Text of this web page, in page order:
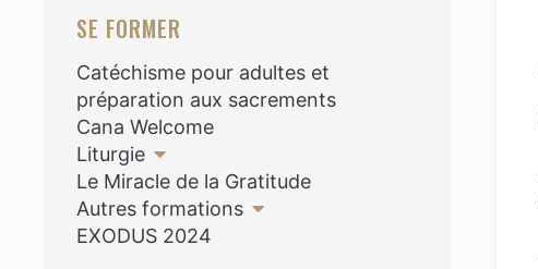
SE FORMER
Catéchisme pour adultes et
préparation aux sacrements
Cana Welcome
Liturgie
Le Miracle de la Gratitude
Autres formations
EXODUS 2024